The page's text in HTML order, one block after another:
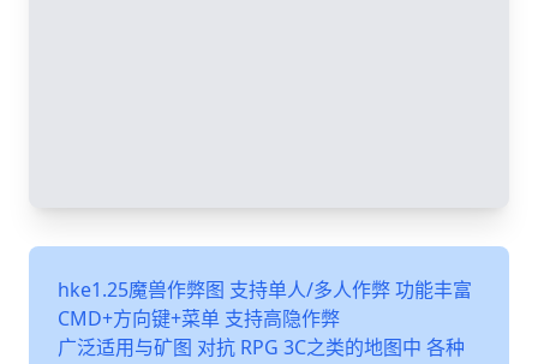
hke1.25魔兽作弊图 支持单人/多人作弊 功能丰富
CMD+方向键+菜单 支持高隐作弊
广泛适用与矿图 对抗 RPG 3C之类的地图中 各种